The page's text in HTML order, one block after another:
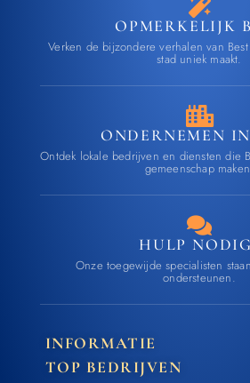
OPMERKELIJK
Verken de bijzondere verhalen van
stad uniek maakt.
ONDERNEMEN
Ontdek lokale bedrijven en diensten die
gemeenschap
HULP
Onze toegewijde specialisten
ondersteunen.
INFORMATIE
TOP BEDRIJVEN